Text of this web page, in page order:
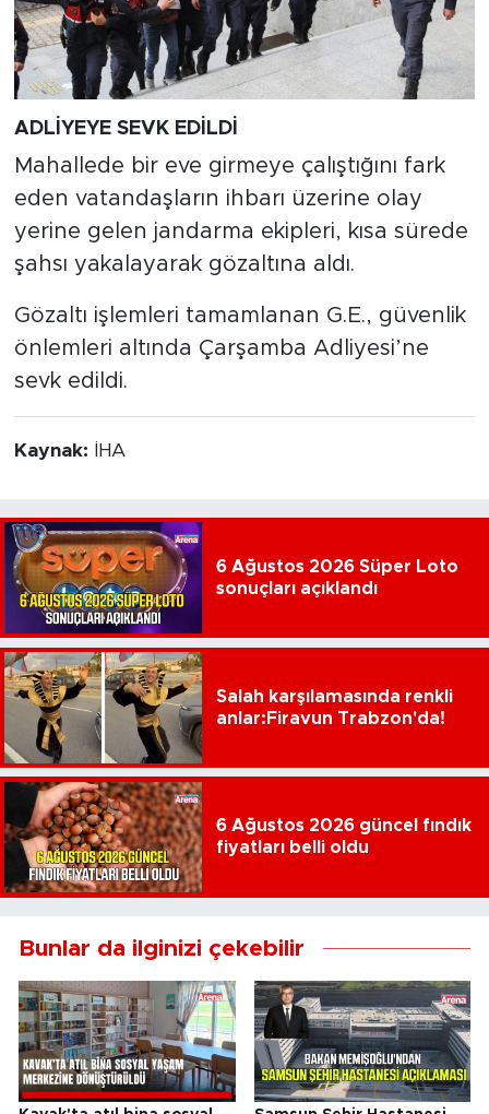
ADLİYEYE SEVK EDİLDİ
Mahallede bir eve girmeye çalıştığını fark
eden vatandaşların ihbarı üzerine olay
yerine gelen jandarma ekipleri, kısa sürede
şahsı yakalayarak gözaltına aldı.
Gözaltı işlemleri tamamlanan G.E., güvenlik
önlemleri altında Çarşamba Adliyesi’ne
sevk edildi.
Kaynak: İHA
6 Ağustos 2026 Süper Loto
sonuçları açıklandı
Salah karşılamasında renkli
anlar:Firavun Trabzon'da!
6 Ağustos 2026 güncel fındık
fiyatları belli oldu
Bunlar da ilginizi çekebilir